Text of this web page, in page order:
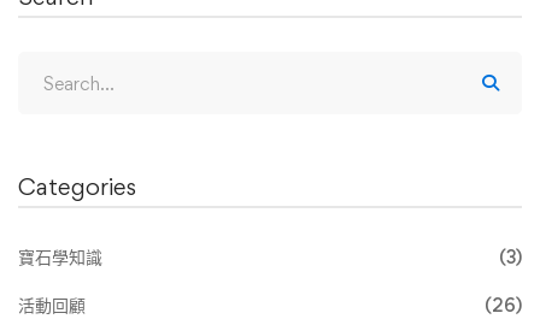
Categories
寶石學知識 (3)
活動回顧 (26)